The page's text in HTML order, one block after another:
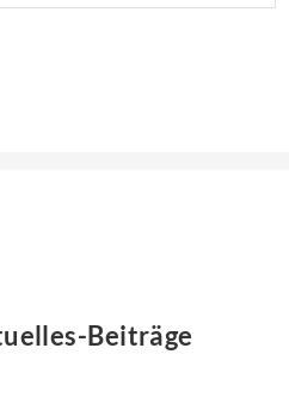
Beiträge